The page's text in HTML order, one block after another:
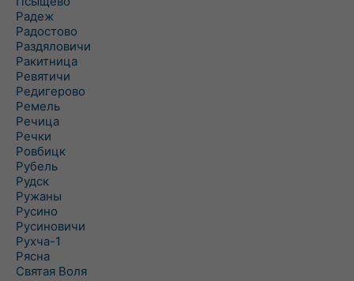
Радеж
Радостово
Раздяловичи
Ракитница
Ревятичи
Редигерово
Ремель
Речица
Речки
Ровбицк
Рубель
Рудск
Ружаны
Русино
Русиновичи
Рухча-1
Рясна
Святая Воля